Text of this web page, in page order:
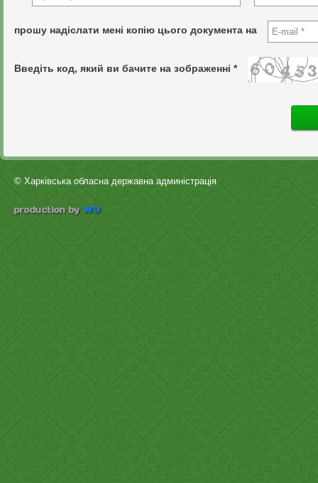
прошу надіслати мені копію цього документа на
Введіть код, який ви бачите на зображенні *
© Харківська обласна державна админістрація